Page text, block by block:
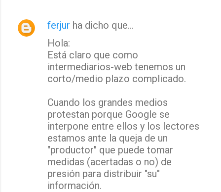
ferjur ha dicho que…
Hola:
Está claro que como
intermediarios-web tenemos un
corto/medio plazo complicado.
Cuando los grandes medios
protestan porque Google se
interpone entre ellos y los lectores
estamos ante la queja de un
"productor" que puede tomar
medidas (acertadas o no) de
presión para distribuir "su"
información.